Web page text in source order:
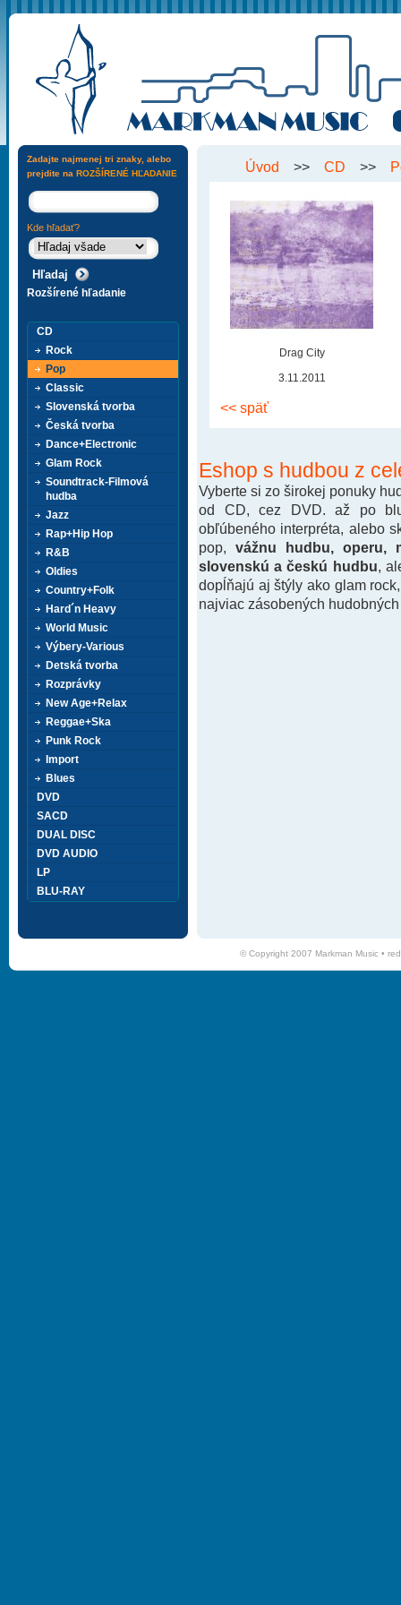
Úvod >> CD >>
Drag City
3.11.2011
<< späť
Eshop s hudbou z
Vyberte si zo širokej ponuky
od CD, cez DVD. až po
obľúbeného interpréta, alebo
pop, vážnu hudbu, operu,
slovenskú a českú hudbu ,
dopĺňajú aj štýly ako glam
najviac zásobených
Zadajte najmenej tri znaky, alebo
prejdite na ROZŠÍRENÉ HĽADANIE
Kde hľadať?
Rozšírené hľadanie
CD
Rock
Pop
Classic
Slovenská tvorba
Česká tvorba
Dance+Electronic
Glam Rock
Soundtrack-Filmová
hudba
Jazz
Rap+Hip Hop
R&B
Oldies
Country+Folk
Hard´n Heavy
World Music
Výbery-Various
Detská tvorba
Rozprávky
New Age+Relax
Reggae+Ska
Punk Rock
Import
Blues
DVD
SACD
DUAL DISC
DVD AUDIO
LP
BLU-RAY
© Copyright 2007 Markman Music •